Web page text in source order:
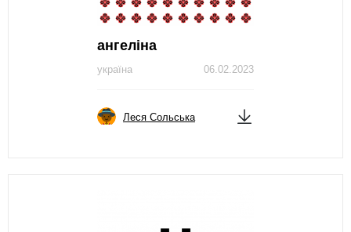
ангеліна
06.02.2023
україна
Леся Сольська